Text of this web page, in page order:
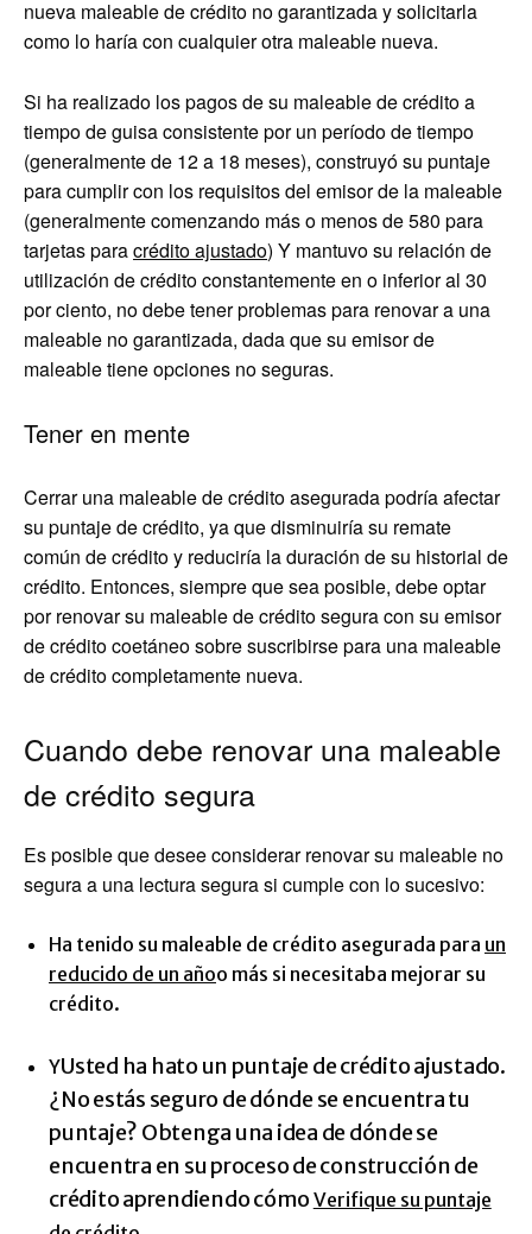
nueva maleable de crédito no garantizada y solicitarla
como lo haría con cualquier otra maleable nueva.
Si ha realizado los pagos de su maleable de crédito a
tiempo de guisa consistente por un período de tiempo
(generalmente de 12 a 18 meses), construyó su puntaje
para cumplir con los requisitos del emisor de la maleable
(generalmente comenzando más o menos de 580 para
tarjetas paracrédito ajustado) Y mantuvo su relación de
utilización de crédito constantemente en o inferior al 30
por ciento, no debe tener problemas para renovar a una
maleable no garantizada, dada que su emisor de
maleable tiene opciones no seguras.
Tener en mente
Cerrar una maleable de crédito asegurada podría afectar
su puntaje de crédito, ya que disminuiría su remate
común de crédito y reduciría la duración de su historial de
crédito. Entonces, siempre que sea posible, debe optar
por renovar su maleable de crédito segura con su emisor
de crédito coetáneo sobre suscribirse para una maleable
de crédito completamente nueva.
Cuando debe renovar una maleable
de crédito segura
Es posible que desee considerar renovar su maleable no
segura a una lectura segura si cumple con lo sucesivo:
Ha tenido su maleable de crédito asegurada para un
reducido de un añoo más si necesitaba mejorar su
crédito.
YUsted ha hato un puntaje de crédito ajustado.
¿No estás seguro de dónde se encuentra tu
puntaje? Obtenga una idea de dónde se
encuentra en su proceso de construcción de
crédito aprendiendo cómo Verifique su puntaje